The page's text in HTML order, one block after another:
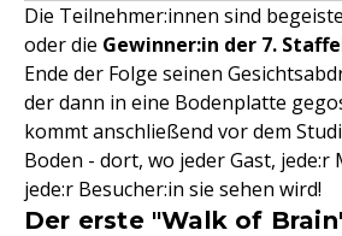
Die Teilnehmer:innen sind
oder die Gewinner:in der 7.
Ende der Folge seinen
der dann in eine Bodenplatte
kommt anschließend vor dem
Boden - dort, wo jeder Gast,
jede:r Besucher:in sie sehen wird!
Der erste "Walk of